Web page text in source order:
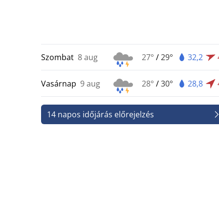
Szombat 8 aug 27° /29° 32,2
Vasárnap 9 aug 28° /30° 28,8
14 napos időjárás előrejelzés